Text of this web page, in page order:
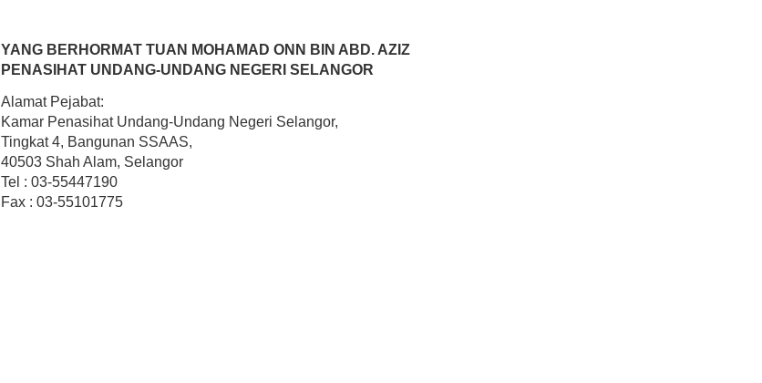
YANG BERHORMAT TUAN MOHAMAD ONN BIN ABD. AZIZ
PENASIHAT UNDANG-UNDANG NEGERI SELANGOR
Alamat Pejabat:
Kamar Penasihat Undang-Undang Negeri Selangor,
Tingkat 4, Bangunan SSAAS,
40503 Shah Alam, Selangor
Tel : 03-55447190
Fax : 03-55101775